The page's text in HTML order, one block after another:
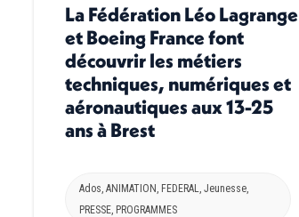
La Fédération Léo Lagrange
et Boeing France font
découvrir les métiers
techniques, numériques et
aéronautiques aux 13-25
ans à Brest
Ados ,ANIMATION FEDERAL ,Jeunesse
PRESSE PROGRAMMES